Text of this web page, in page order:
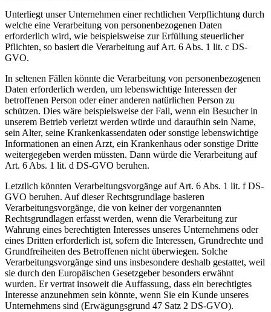
Unterliegt unser Unternehmen einer rechtlichen Verpflichtung durch
welche eine Verarbeitung von personenbezogenen Daten
erforderlich wird, wie beispielsweise zur Erfüllung steuerlicher
Pflichten, so basiert die Verarbeitung auf Art. 6 Abs. 1 lit. c DS-
GVO.
In seltenen Fällen könnte die Verarbeitung von personenbezogenen
Daten erforderlich werden, um lebenswichtige Interessen der
betroffenen Person oder einer anderen natürlichen Person zu
schützen. Dies wäre beispielsweise der Fall, wenn ein Besucher in
unserem Betrieb verletzt werden würde und daraufhin sein Name,
sein Alter, seine Krankenkassendaten oder sonstige lebenswichtige
Informationen an einen Arzt, ein Krankenhaus oder sonstige Dritte
weitergegeben werden müssten. Dann würde die Verarbeitung auf
Art. 6 Abs. 1 lit. d DS-GVO beruhen.
Letztlich könnten Verarbeitungsvorgänge auf Art. 6 Abs. 1 lit. f DS-
GVO beruhen. Auf dieser Rechtsgrundlage basieren
Verarbeitungsvorgänge, die von keiner der vorgenannten
Rechtsgrundlagen erfasst werden, wenn die Verarbeitung zur
Wahrung eines berechtigten Interesses unseres Unternehmens oder
eines Dritten erforderlich ist, sofern die Interessen, Grundrechte und
Grundfreiheiten des Betroffenen nicht überwiegen. Solche
Verarbeitungsvorgänge sind uns insbesondere deshalb gestattet, weil
sie durch den Europäischen Gesetzgeber besonders erwähnt
wurden. Er vertrat insoweit die Auffassung, dass ein berechtigtes
Interesse anzunehmen sein könnte, wenn Sie ein Kunde unseres
Unternehmens sind (Erwägungsgrund 47 Satz 2 DS-GVO).